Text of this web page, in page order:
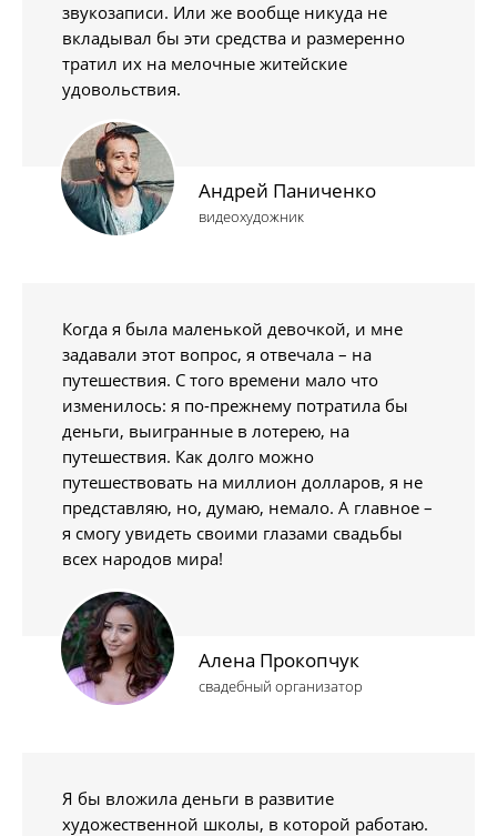
звукозаписи. Или же вообще никуда не
вкладывал бы эти средства и размеренно
тратил их на мелочные житейские
удовольствия.
Андрей Паниченко
видеохудожник
Когда я была маленькой девочкой, и мне
задавали этот вопрос, я отвечала – на
путешествия. С того времени мало что
изменилось: я по-прежнему потратила бы
деньги, выигранные в лотерею, на
путешествия. Как долго можно
путешествовать на миллион долларов, я не
представляю, но, думаю, немало. А главное –
я смогу увидеть своими глазами свадьбы
всех народов мира!
Алена Прокопчук
свадебный организатор
Я бы вложила деньги в развитие
художественной школы, в которой работаю.